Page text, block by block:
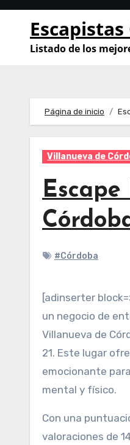
Saltar
contenido
Escapistas
Listado de los
Página de inicio
Villanueva de
#Córdoba
[adinserter
un negocio de
Villanueva de
21. Este lugar
emocionante
mental y físico.
Con una
valoraciones de